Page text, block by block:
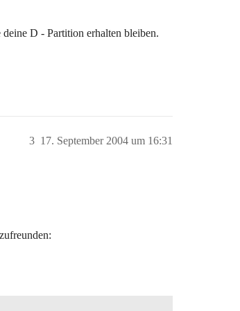
D - Partition erhalten bleiben.
17. September 2004 um 16:31
3